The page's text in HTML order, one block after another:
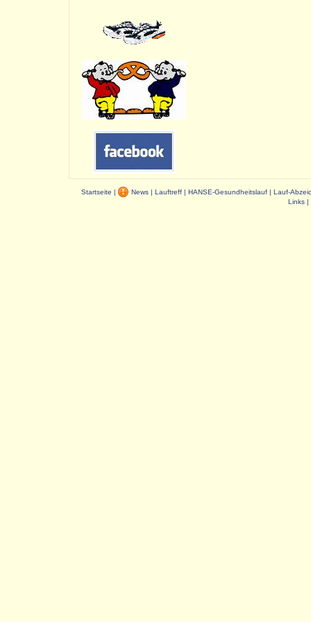
Startseite | News | Lauftreff | HANSE-Gesundheitslauf | Lauf-
Links |